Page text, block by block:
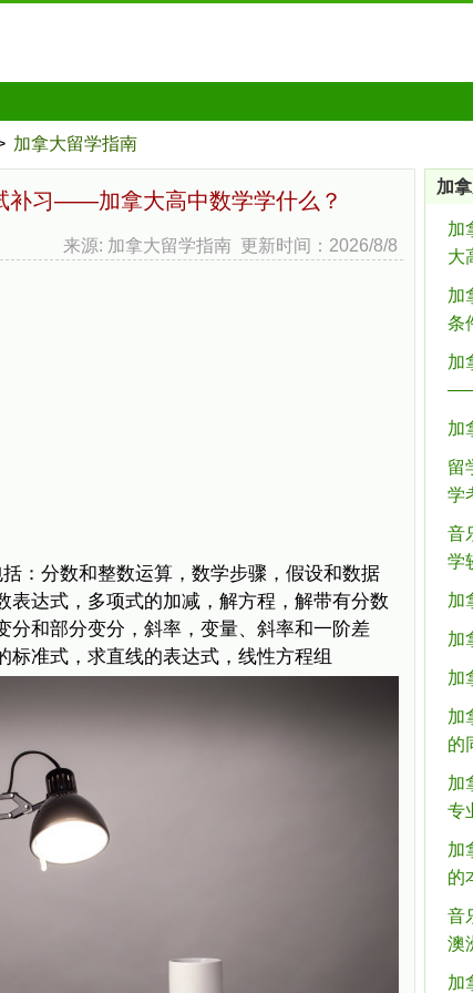
加拿大留学指南
补习——加拿大高中数学学什么？
来源: 加拿大留学指南 更新时间：2026/8/8
：分数和整数运算，数学步骤，假设和数据
表达式，多项式的加减，解方程，解带有分数
分和部分变分，斜率，变量、斜率和一阶差
标准式，求直线的表达式，线性方程组
加
加
大
加
条
加
加
留
学
音
学
加
加
加
加
的
加
专
加
的
音
澳
加